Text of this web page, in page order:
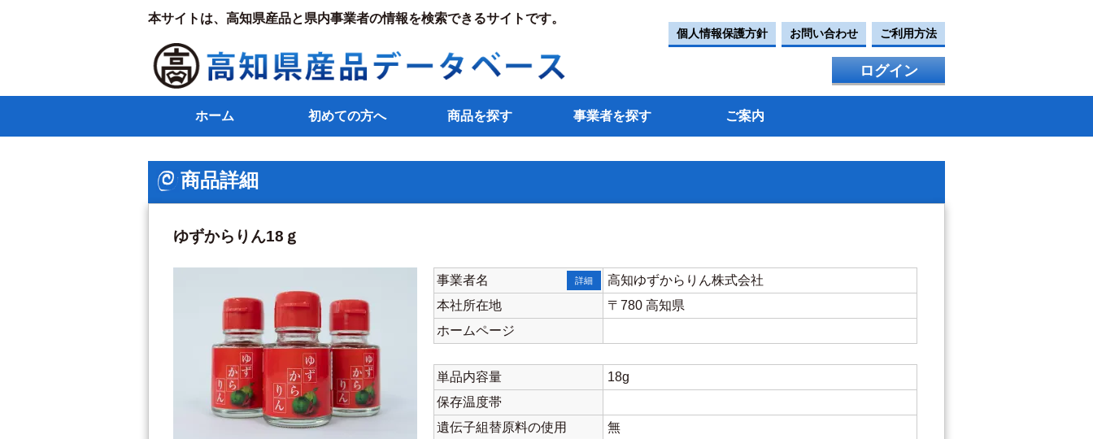
本サイトは、高知県産品と県内事業者の情報を検索できるサイトです。
個人情報保護方針 お問い合わせ ご利用方法
ログイン
ホーム 初めての方へ 商品を探す 事業者を探す ご案内
商品詳細
ゆずからりん18ｇ
事業者名 詳細
高知ゆずからりん株式会社
本社所在地
〒780 高知県
ホームページ
単品内容量
18g
保存温度帯
遺伝子組替原料の使用
無